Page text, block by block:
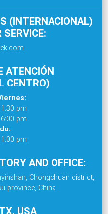
(INTERNACIONAL)
SERVICE:
ATENCIÓN
CENTRO)
pm
pm
pm
AND OFFICE:
Chongchuan district,
province, China
USA